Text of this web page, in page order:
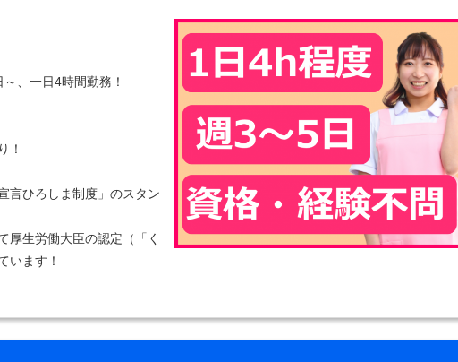
、一日4時間勤務！
！
言ひろしま制度」のスタン
厚生労働大臣の認定（「く
います！